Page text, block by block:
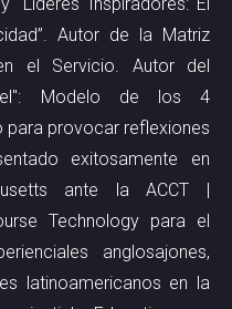
Autor de la Matriz
el Servicio. Autor del
Modelo de los 4
para provocar reflexiones
exitosamente en
ante la ACCT |
Technology para el
anglosajones,
latinoamericanos en la